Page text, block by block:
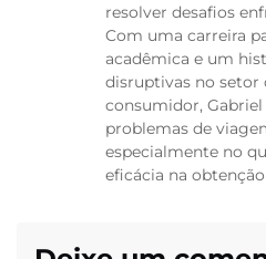
resolver desafios
Com uma carreira
acadêmica e um
disruptivas no setor
consumidor,
problemas de
especialmente no
eficácia na